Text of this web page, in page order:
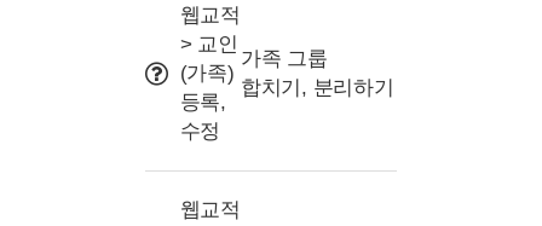
프로그램 및 명칭 설정
사용자권한(교사/리더)
사용 Tip
웹교적
> 교인
(가족)
등록,
수정
가족 그룹
합치기, 분리하기
웹교적